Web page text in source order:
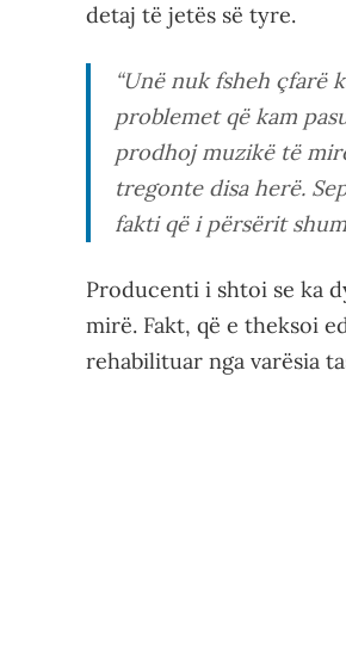
detaj të jetës së tyre.
“Unë nuk fsheh çfarë
problemet që kam
prodhoj muzikë të
tregonte disa herë.
fakti që i përsërit
Producenti i shtoi se ka
mirë. Fakt, që e theksoi
rehabilituar nga varësia